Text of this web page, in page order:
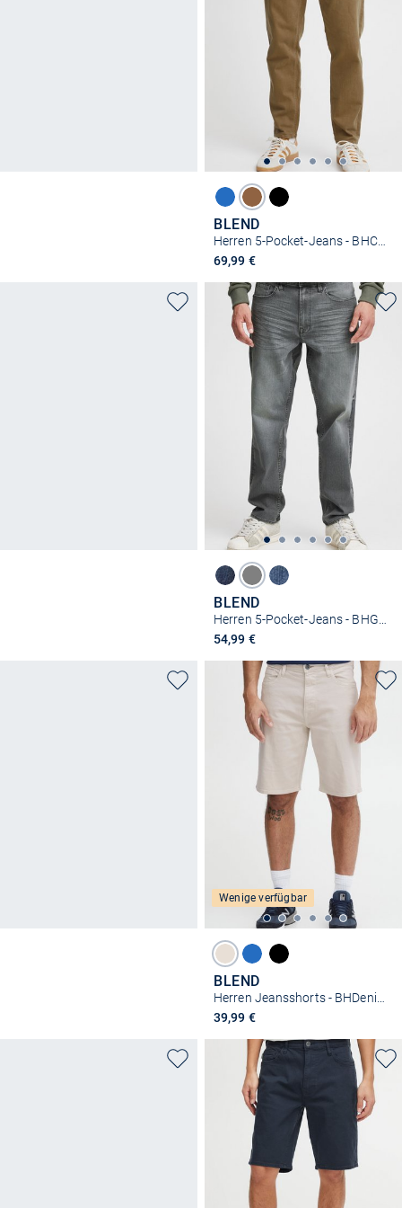
BLEND
Herren 5-Pocket-Jeans - BHCane
69,99 €
BLEND
Herren 5-Pocket-Jeans - BHGorm
54,99 €
Wenige verfügbar
BLEND
Herren Jeansshorts - BHDenimshorts
39,99 €